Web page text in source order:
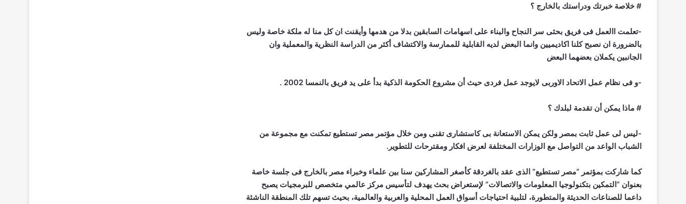
# خلاصة خبرتك ودراستك بالخارج ؟
-تعلمت االعمل فى فريق بحثى سر النجاح والبناء على اسهامات السابقين بدلا من هدمها وأيقنت ان كل منا له ملكة خاصة وليس
بالضرورة ان نصبح كلنا اكاديميين وانما البعض لديه القابلية للممارسة والاكتشاف أكثر من الدراسة النظرية والمعملية وان
الجانبين يكملان بعضهما البعض
-و فى نظام عمل الاتحاد الاوربى لايوجد عمل فردى حيث أن مشروع الحكومة الذكية بدأ على يد فريق بالنمسا 2002 .
# ماذا يمكن أن تقدمة لبلدك ؟
-ليس لى عمل ثابت بمصر ولكن يمكن الاستعانة بى كاستشارى تقنى ومن خلال مؤتمر مصر تستطيع تمكنت مع مجموعة من
الشباب الواعد من التواصل مع الوزارات المختلفة لعرض افكار ومقترحات للتطوير.
كما شاركت بمؤتمر “مصر تستطيع” الذى عقد بالغردقة كأصغر المشاركين سنا بين علماء وخبراء مصر بالخارج فى جلسة خاصة
بعنوان “التمكين بتكنولوجيا المعلومات والاتصالات” لإستعراض بحث يهدف لتأسيس مركز عالمي متخصص للبرمجيات يصبح
داعما للصناعات الحديثة والمتطورة، لتلبية احتياجات أسواق العمل المحلية والعربية والعالمية، بحيث تسهم تلك المنطقة الناشئة